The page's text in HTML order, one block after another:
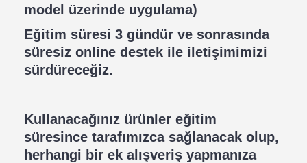
model üzerinde uygulama)
Eğitim süresi 3 gündür ve sonrasında
süresiz online destek ile iletişimimizi
sürdüreceğiz.
Kullanacağınız ürünler eğitim
süresince tarafımızca sağlanacak olup,
herhangi bir ek alışveriş yapmanıza